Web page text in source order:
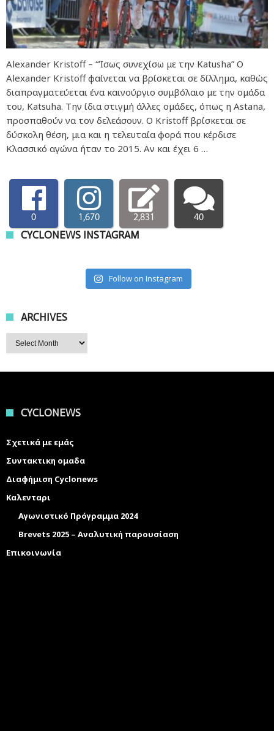
Alexander Kristoff – “Ίσως συνεχίσω με την Katusha” Ο
Alexander Kristoff φαίνεται να βρίσκεται σε δίλλημα, καθώς
διαπραγματεύεται ένα καινούργιο συμβόλαιο με την ομάδα
του, Katsuha. Την ίδια στιγμή άλλες ομάδες, όπως η Astana,
προσπαθούν να τον δελεάσουν. Ο Kristoff βρίσκεται σε
δύσκολη θέση, μια και η τελευταία φορά που κέρδισε
Κλασσικό αγώνα ήταν το 2015. Αν και έχει 6 …
0 1,670 2,831 40
CYCLONEWS INSTAGRAM
Follow on Instagram
ARCHIVES
Archives
CYCLONEWS
Σχετικά με εμάς
Συντακτικη ομαδα
Διαφήμιση Cyclonews
Καλενταρι
Αγωνιστικό Πρόγραμμα 2024
Brevets 2025 – Αναλυτική παρουσίαση
Επικοινωνία